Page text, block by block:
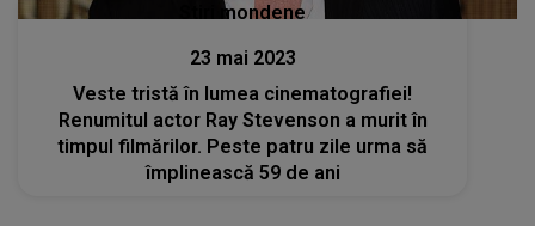
Stiri mondene
23 mai 2023
Veste tristă în lumea cinematografiei!
Renumitul actor Ray Stevenson a murit în
timpul filmărilor. Peste patru zile urma să
împlinească 59 de ani